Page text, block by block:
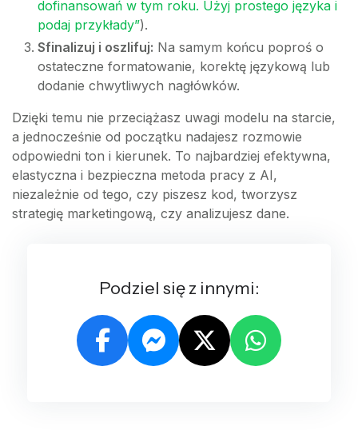
dofinansowań w tym roku. Użyj prostego języka i
podaj przykłady”).
Sfinalizuj i oszlifuj: Na samym końcu poproś o
ostateczne formatowanie, korektę językową lub
dodanie chwytliwych nagłówków.
Dzięki temu nie przeciążasz uwagi modelu na starcie,
a jednocześnie od początku nadajesz rozmowie
odpowiedni ton i kierunek. To najbardziej efektywna,
elastyczna i bezpieczna metoda pracy z AI,
niezależnie od tego, czy piszesz kod, tworzysz
strategię marketingową, czy analizujesz dane.
Podziel się z innymi: